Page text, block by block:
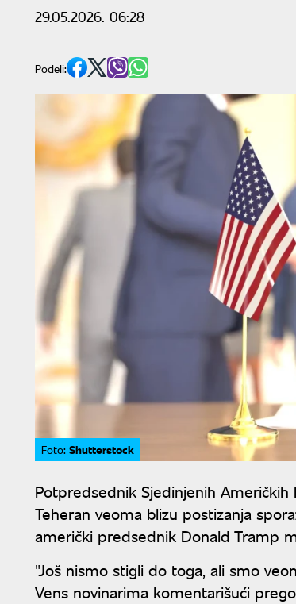
29.05.2026. 06:28
Podeli:
Foto: Shutterstock
Potpredsednik Sjedinjenih Američkih
Teheran veoma blizu postizanja
američki predsednik Donald Tramp
"Još nismo stigli do toga, ali smo
Vens novinarima komentarišući